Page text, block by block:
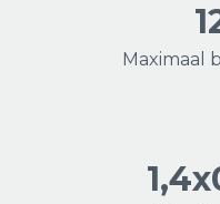
Maximaal